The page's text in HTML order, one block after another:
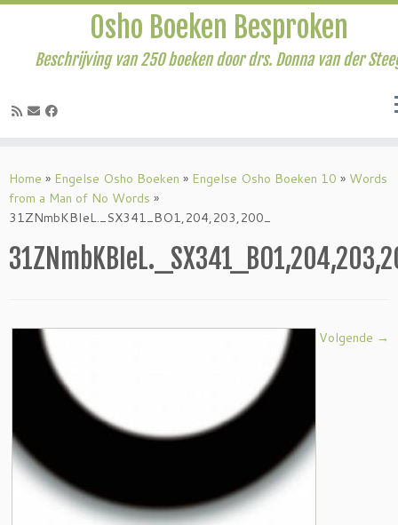
naar
inhoud
Osho Boeken Besproken
Beschrijving van 250 boeken door drs. Donna van der
Home » Engelse Osho Boeken » Engelse Osho Boeken 10 » Words
from a Man of No Words »
31ZNmbKBIeL._SX341_BO1,204,203,200_
Volgende →